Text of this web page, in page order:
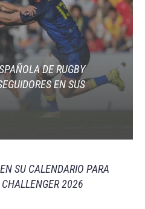
DE RUGBY
EN SUS
SU CALENDARIO PARA
2026